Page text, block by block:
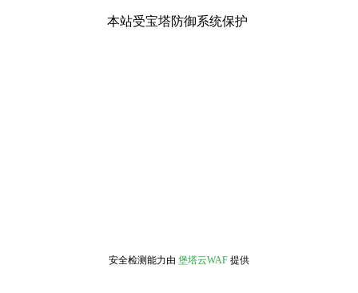
本站受宝塔防御系统保护
安全检测能力由 堡塔云WAF 提供